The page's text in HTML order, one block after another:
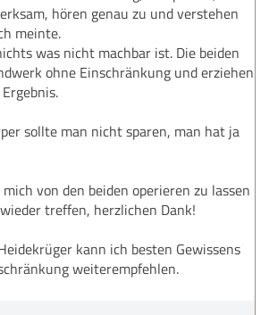
hören genau zu und verstehen
meinte.
was nicht machbar ist. Die beiden
ohne Einschränkung und erziehen
sollte man nicht sparen, man hat ja
von den beiden operieren zu lassen
treffen, herzlichen Dank!
kann ich besten Gewissens
weiterempfehlen.